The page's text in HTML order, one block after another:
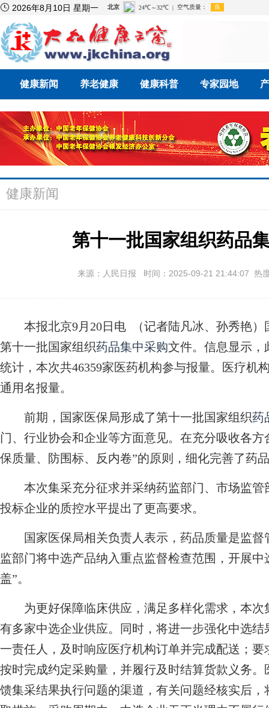
 2026年8月10日 星期一
健康新闻 养老健康 健康科普 专家园地
健康新闻
第十一批国家组织药品
来源：人民日报 时间：2025-09-21 21:44:07 热
本报北京9月20日电 （记者陆凡冰、孙秀艳）
第十一批国家组织药品集中采购文件。信息显示，
统计，本次共46359家医药机构参与报量。医疗机
通用名报量。
前期，国家医保局形成了第十一批国家组织药
门、行业协会和企业等方面意见。在充分吸收各
保质量、防围标、反内卷”的原则，细化完善了药
本次集采充分征求并采纳药监部门、市场监管
投标企业的质控水平提出了更高要求。
国家医保局相关负责人表示，药品质量是监督
监部门将中选产品纳入重点监督检查范围，开展
盖”。
为更好保障临床供应，满足多样化需求，本次
有多家中选企业供应。同时，将进一步强化中选
一责任人，及时响应医疗机构订单并完成配送；
按时完成约定采购量，并履行及时结算货款义务
馈集采结果执行问题的渠道，有关问题经核实后